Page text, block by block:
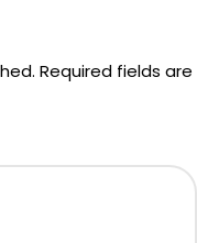
Required fields are